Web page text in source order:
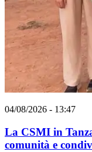
04/08/2026 - 13:47
La CSMI in
comunità e